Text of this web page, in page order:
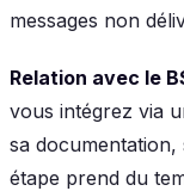
messages non
Relation avec le
vous intégrez via
sa documentation,
étape prend du